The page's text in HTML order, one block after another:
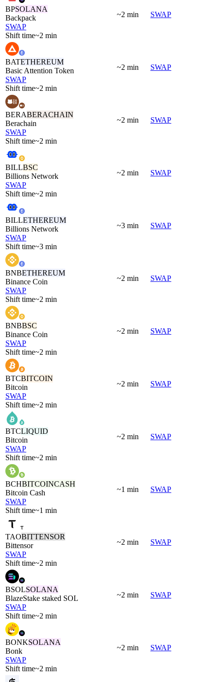
BPSOLANA
Backpack
SWAP
Shift time~2 min
~2 min SWAP
BATETHEREUM
Basic Attention Token
SWAP
Shift time~2 min
~2 min SWAP
BERABERACHAIN
Berachain
SWAP
Shift time~2 min
~2 min SWAP
BILLBSC
Billions Network
SWAP
Shift time~2 min
~2 min SWAP
BILLETHEREUM
Billions Network
SWAP
Shift time~3 min
~3 min SWAP
BNBETHEREUM
Binance Coin
SWAP
Shift time~2 min
~2 min SWAP
BNBBSC
Binance Coin
SWAP
Shift time~2 min
~2 min SWAP
BTCBITCOIN
Bitcoin
SWAP
Shift time~2 min
~2 min SWAP
BTCLIQUID
Bitcoin
SWAP
Shift time~2 min
~2 min SWAP
BCHBITCOINCASH
Bitcoin Cash
SWAP
Shift time~1 min
~1 min SWAP
TAOBITTENSOR
Bittensor
SWAP
Shift time~2 min
~2 min SWAP
BSOLSOLANA
BlazeStake staked SOL
SWAP
Shift time~2 min
~2 min SWAP
BONKSOLANA
Bonk
SWAP
Shift time~2 min
~2 min SWAP